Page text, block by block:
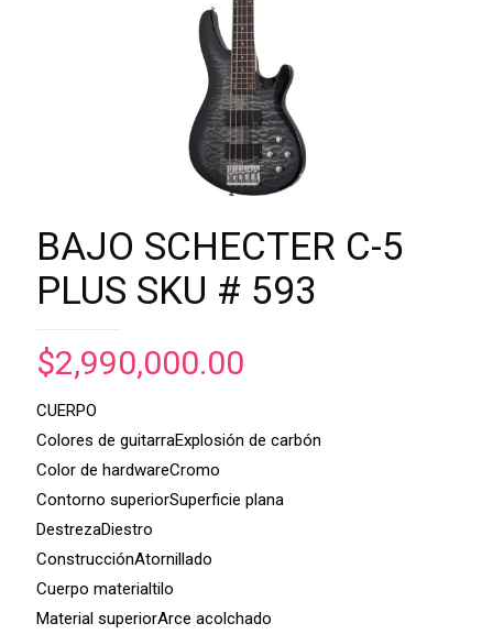
BAJO SCHECTER C-5
PLUS SKU # 593
$2,990,000.00
CUERPO
Colores de guitarraExplosión de carbón
Color de hardwareCromo
Contorno superiorSuperficie plana
DestrezaDiestro
ConstrucciónAtornillado
Cuerpo materialtilo
Material superiorArce acolchado